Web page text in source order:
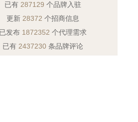
已有 287129 个品牌入驻
更新 28372 个招商信息
已发布 1872352 个代理需求
已有 2437230 条品牌评论